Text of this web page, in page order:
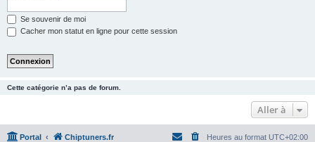
Se souvenir de moi
Cacher mon statut en ligne pour cette session
Cette catégorie n’a pas de forum.
Aller à
Portal Chiptuners.fr Heures au format UTC+02:00